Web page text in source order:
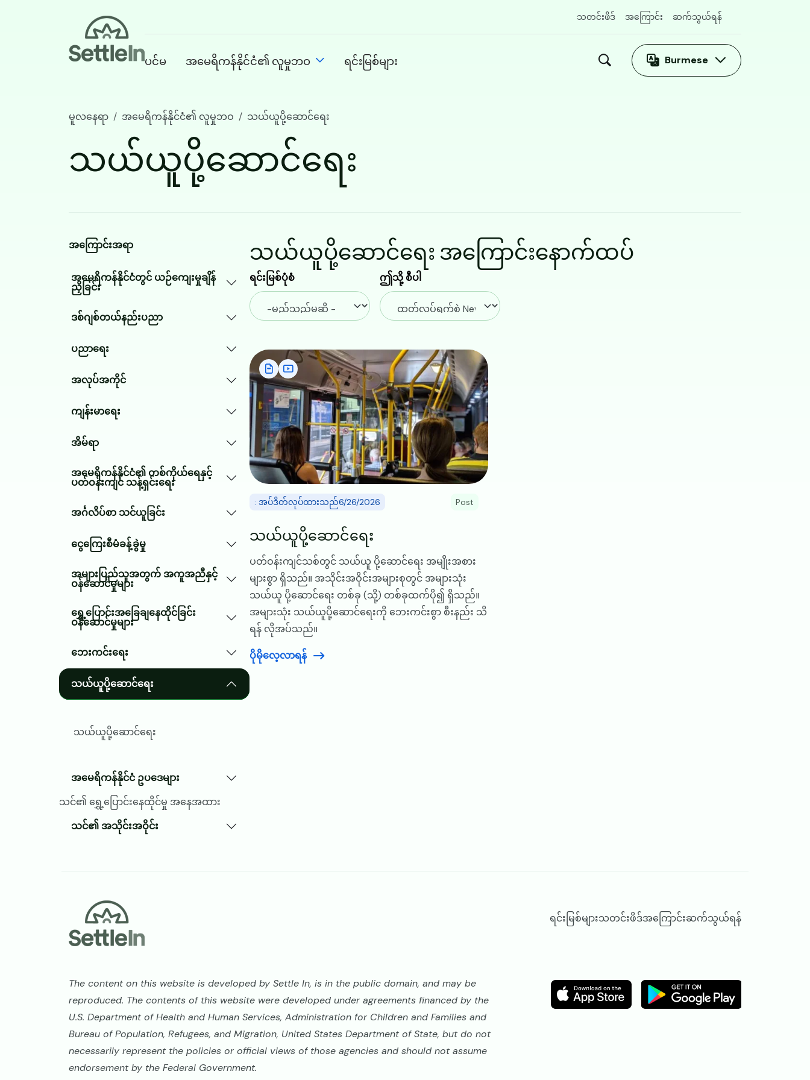
Skip to main content
သတင်းဖိဒ် အကြောင်း ဆက်သွယ်ရန်
ပင်မ အမေရိကန်နိုင်ငံ၏ လူမှုဘဝ ရင်းမြစ်များ Burmese
မူလနေရာ အမေရိကန်နိုင်ငံ၏ လူမှုဘဝ သယ်ယူပို့ဆောင်ရေး
သယ်ယူပို့ဆောင်ရေး
Main navigation
အကြောင်းအရာ
အမေရိကန်နိုင်ငံတွင် ယဉ်ကျေးမှုချိန်
ညှိခြင်း
ဒစ်ဂျစ်တယ်နည်းပညာ
ပညာရေး
အလုပ်အကိုင်
ကျန်းမာရေး
အိမ်ရာ
အမေရိကန်နိုင်ငံ၏ တစ်ကိုယ်ရေနှင့်
ပတ်ဝန်းကျင် သန့်ရှင်းရေး
အင်္ဂလိပ်စာ သင်ယူခြင်း
ငွေကြေးစီမံခန့်ခွဲမှု
အများပြည်သူအတွက် အကူအညီနှင့်
ဝန်ဆောင်မှုများ
ရွှေ့ပြောင်းအခြေချနေထိုင်ခြင်း
ဝန်ဆောင်မှုများ
ဘေးကင်းရေး
သယ်ယူပို့ဆောင်ရေး
သယ်ယူပို့ဆောင်ရေး
အမေရိကန်နိုင်ငံ ဥပဒေများ
သင်၏ ရွှေ့ပြောင်းနေထိုင်မှု အနေအထား
သင်၏ အသိုင်းအဝိုင်း
သယ်ယူပို့ဆောင်ရေး အကြောင်းနောက်ထပ်
ရင်းမြစ်ပုံစံ ဤသို့ စီပါ
Image
: အပ်ဒိတ်လုပ်ထားသည်6/26/2026 Post
သယ်ယူပို့ဆောင်ရေး
ပတ်ဝန်းကျင်သစ်တွင် သယ်ယူ ပို့ဆောင်ရေး အမျိုးအစား
များစွာ ရှိသည်။ အသိုင်းအဝိုင်းအများစုတွင် အများသုံး
သယ်ယူ ပို့ဆောင်ရေး တစ်ခု (သို့) တစ်ခုထက်ပို၍ ရှိသည်။
အများသုံး သယ်ယူပို့ဆောင်ရေးကို ဘေးကင်းစွာ စီးနည်း သိ
ရန် လိုအပ်သည်။
ပိုမိုလေ့လာရန်
ရင်းမြစ်များသတင်းဖိဒ်အကြောင်းဆက်သွယ်ရန်
The content on this website is developed by Settle In, is in the public domain, and may be
reproduced. The contents of this website were developed under agreements financed by the
U.S. Department of Health and Human Services, Administration for Children and Families and
Bureau of Population, Refugees, and Migration, United States Department of State, but do not
necessarily represent the policies or official views of those agencies and should not assume
endorsement by the Federal Government.
Image Image